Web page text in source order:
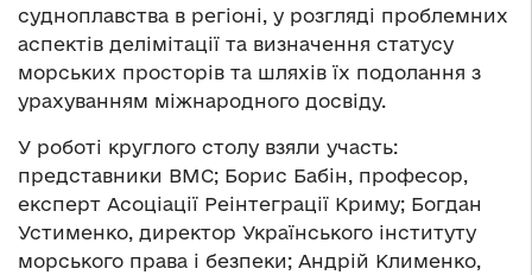
судноплавства в регіоні, у розгляді проблемних
аспектів делімітації та визначення статусу
морських просторів та шляхів їх подолання з
урахуванням міжнародного досвіду.
У роботі круглого столу взяли участь:
представники ВМС; Борис Бабін, професор,
експерт Асоціації Реінтеграції Криму; Богдан
Устименко, директор Українського інституту
морського права і безпеки; Андрій Клименко,